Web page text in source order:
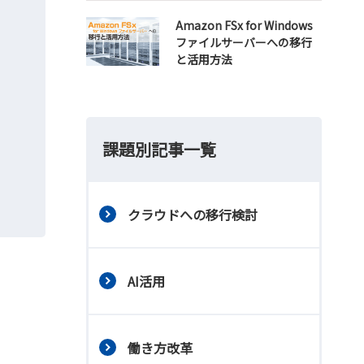
Amazon FSx for Windows
ファイルサーバーへの移行
と活用方法
課題別記事一覧
クラウドへの移行検討
AI活用
働き方改革